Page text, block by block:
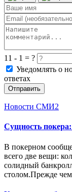
11 - 1 = ?
Уведомлять о
ответах
Отправить
Новости СМИ2
Сущность
В покерном
всего две вещи:
солидный
столом.Прежде